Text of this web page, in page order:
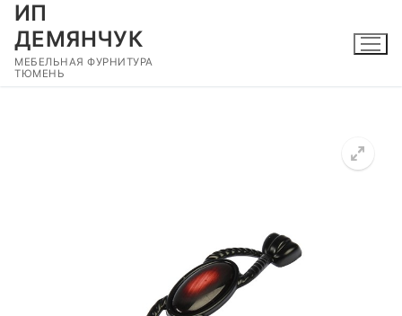
Перейти
содержимому
ИП
ДЕМЯНЧУК
МЕБЕЛЬНАЯ ФУРНИТУРА
ТЮМЕНЬ